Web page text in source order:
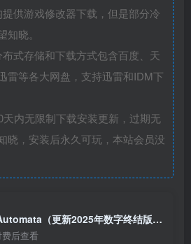
供游戏修改器下载，但是部分冷
晓。
式存储和下载方式包含百度、天
雷等各大网盘，支持迅雷和IDM下
内无限制下载安装更新，过期无
晓，安装后永久可玩，本站会员没
尼尔机械纪元/NieR：Automata（更新2025年数字终结版+预购奖励+全DLC）
后查看